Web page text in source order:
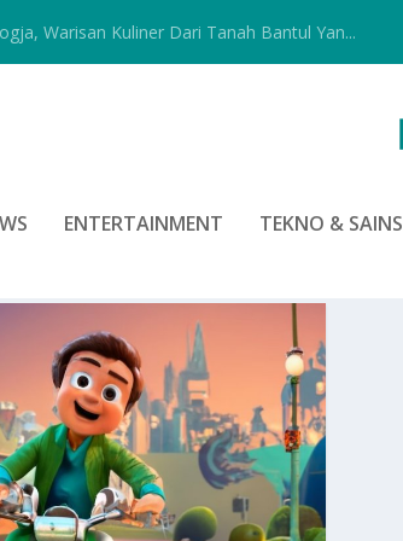
Warisan Kuliner Dari Tanah Bantul Yan...
ENTERTAINMENT TEKNO & SAINS